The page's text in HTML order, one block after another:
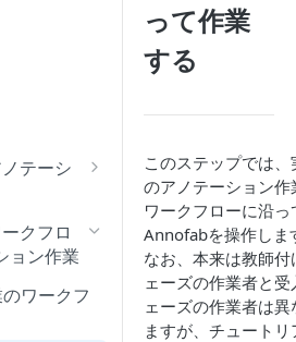
テーシ
クフロ
ョン作業
ワークフ
って作業
する
このステップでは、
のアノテーション作
ワークフローに沿っ
Annofabを操作しま
なお、本来は教師付
ェーズの作業者と受
ェーズの作業者は異
ますが、チュートリ